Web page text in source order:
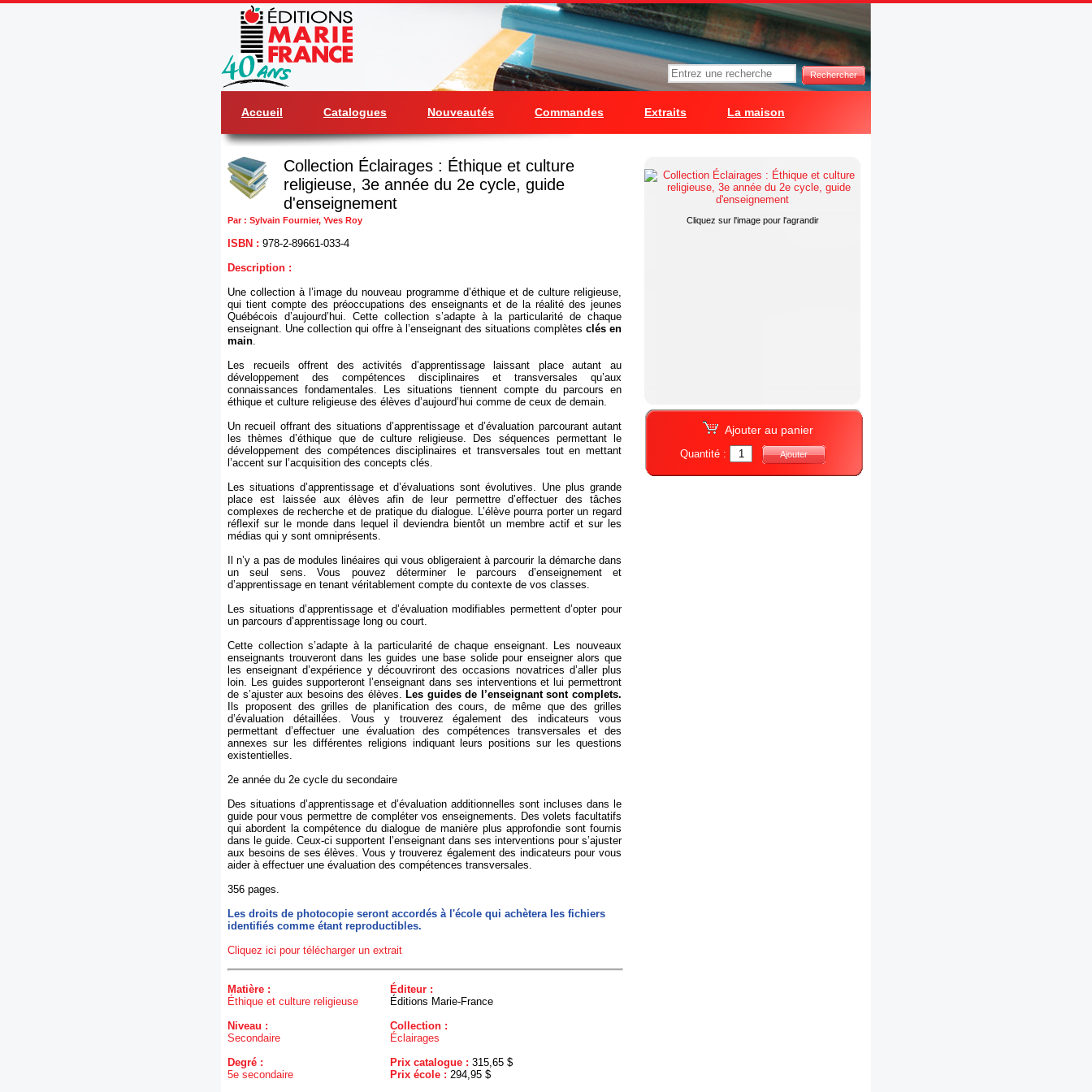
Rechercher
Accueil Catalogues Nouveautés Commandes Extraits La maison
Collection Éclairages : Éthique et culture
religieuse, 3e année du 2e cycle, guide
d'enseignement
Par : Sylvain Fournier, Yves Roy
ISBN : 978-2-89661-033-4
Description :
Une collection à l’image du nouveau programme d’éthique et de culture religieuse,
qui tient compte des préoccupations des enseignants et de la réalité des jeunes
Québécois d’aujourd’hui. Cette collection s’adapte à la particularité de chaque
enseignant. Une collection qui offre à l’enseignant des situations complètes clés en
main.
Les recueils offrent des activités d’apprentissage laissant place autant au
développement des compétences disciplinaires et transversales qu’aux
connaissances fondamentales. Les situations tiennent compte du parcours en
éthique et culture religieuse des élèves d’aujourd’hui comme de ceux de demain.
Un recueil offrant des situations d’apprentissage et d’évaluation parcourant autant
les thèmes d’éthique que de culture religieuse. Des séquences permettant le
développement des compétences disciplinaires et transversales tout en mettant
l’accent sur l’acquisition des concepts clés.
Les situations d’apprentissage et d’évaluations sont évolutives. Une plus grande
place est laissée aux élèves afin de leur permettre d’effectuer des tâches
complexes de recherche et de pratique du dialogue. L’élève pourra porter un regard
réflexif sur le monde dans lequel il deviendra bientôt un membre actif et sur les
médias qui y sont omniprésents.
Il n’y a pas de modules linéaires qui vous obligeraient à parcourir la démarche dans
un seul sens. Vous pouvez déterminer le parcours d’enseignement et
d’apprentissage en tenant véritablement compte du contexte de vos classes.
Les situations d’apprentissage et d’évaluation modifiables permettent d’opter pour
un parcours d’apprentissage long ou court.
Cette collection s’adapte à la particularité de chaque enseignant. Les nouveaux
enseignants trouveront dans les guides une base solide pour enseigner alors que
les enseignant d’expérience y découvriront des occasions novatrices d’aller plus
loin. Les guides supporteront l’enseignant dans ses interventions et lui permettront
de s’ajuster aux besoins des élèves. Les guides de l’enseignant sont complets.
Ils proposent des grilles de planification des cours, de même que des grilles
d’évaluation détaillées. Vous y trouverez également des indicateurs vous
permettant d’effectuer une évaluation des compétences transversales et des
annexes sur les différentes religions indiquant leurs positions sur les questions
existentielles.
2e année du 2e cycle du secondaire
Des situations d’apprentissage et d’évaluation additionnelles sont incluses dans le
guide pour vous permettre de compléter vos enseignements. Des volets facultatifs
qui abordent la compétence du dialogue de manière plus approfondie sont fournis
dans le guide. Ceux-ci supportent l’enseignant dans ses interventions pour s’ajuster
aux besoins de ses élèves. Vous y trouverez également des indicateurs pour vous
aider à effectuer une évaluation des compétences transversales.
356 pages.
Les droits de photocopie seront accordés à l'école qui achètera les fichiers
identifiés comme étant reproductibles.
Cliquez ici pour télécharger un extrait
Matière :
Éthique et culture religieuse
Niveau :
Secondaire
Degré :
5e secondaire
Éditeur :
Éditions Marie-France
Collection :
Éclairages
Prix catalogue : 315,65 $
Prix école : 294,95 $
Cliquez sur l'image pour l'agrandir
Ajouter au panier
Quantité : Ajouter